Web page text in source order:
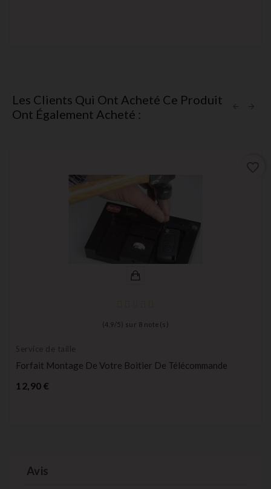
Les Clients Qui Ont Acheté Ce Produit
Ont Également Acheté :
(4,9 / 5) sur 8 note(s)
Service de taille
Forfait Montage De Votre Boitier De Télécommande
12,90 €
Avis